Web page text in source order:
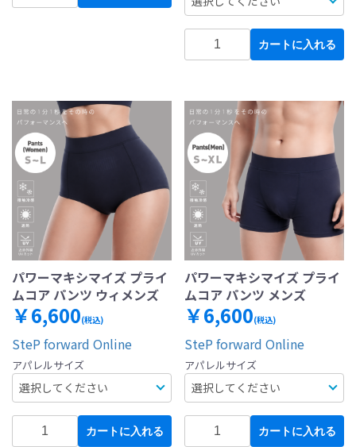
カートに入れる
パワーマキシマイズ プライ
ムコア パンツ ウィメンズ
￥6,600(税込)
SteP forward Online
アパレルサイズ
カートに入れる
パワーマキシマイズ プライ
ムコア パンツ メンズ
￥6,600(税込)
SteP forward Online
アパレルサイズ
カートに入れる